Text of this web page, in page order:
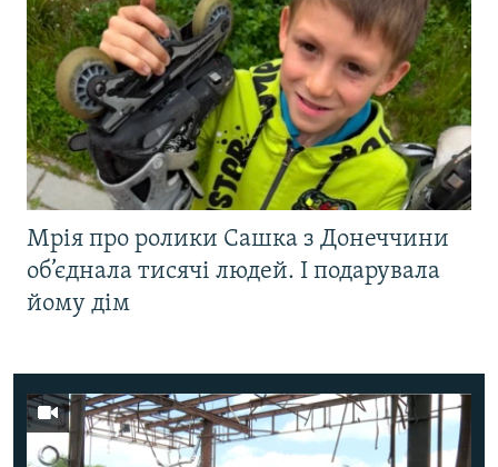
Мрія про ролики Сашка з Донеччини
об’єднала тисячі людей. І подарувала
йому дім